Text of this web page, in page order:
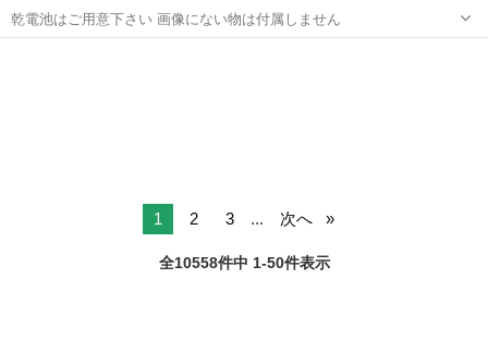
乾電池はご用意下さい 画像にない物は付属しません
1 2 3 ... 次へ
全10558件中 1-50件表示